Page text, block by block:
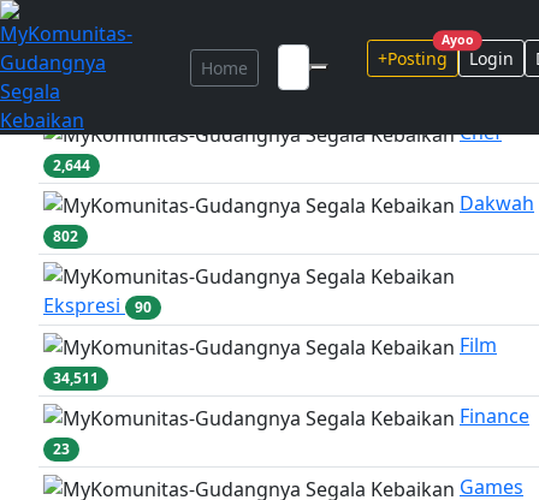
Home +Posting
Ayoo
Login
Adventure
Chef
2,644
Dakwah
802
Ekspresi 90
Film
34,511
Finance
23
Games